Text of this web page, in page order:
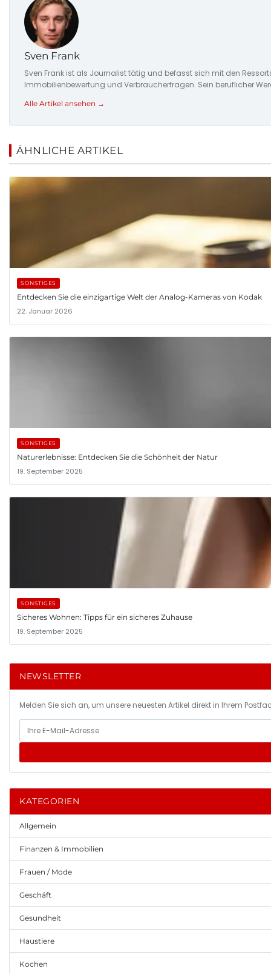
Sven Frank
Sven Frank ist als Journalist tätig und befasst sich mit den
Immobilienbewertung und Verbraucherfragen. Sein beruflicher
Alle Artikel ansehen →
ÄHNLICHE ARTIKEL
SONSTIGES
Entdecken Sie die einzigartige Welt der Analog-Kameras von Kodak
22. Januar 2026
SONSTIGES
Naturerlebnisse: Entdecken Sie die Schönheit der Natur
19. September 2025
SONSTIGES
Sicheres Wohnen: Tipps für ein sicheres Zuhause
19. September 2025
NEWSLETTER
Melden Sie sich an, um unsere neuesten Artikel direkt in Ihrem
KATEGORIEN
Allgemein
Finanzen & Immobilien
Frauen / Mode
Geschäft
Gesundheit
Haustiere
Kochen